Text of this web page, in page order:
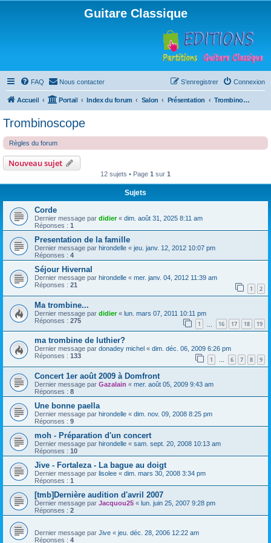
Guitare Classique
FAQ Nous contacter Connexion
S’enregistrer
Accueil Portail Index du forum Salon Présentation Trombinoscope
Trombinoscope
Règles du forum
Nouveau sujet
12 sujets • Page 1 sur 1
Sujets
Corde
Dernier message par didier« dim. août 31, 2025 8:11 am
Réponses : 1
Presentation de la famille
Dernier message par hirondelle « jeu. janv. 12, 2012 10:07 pm
Réponses : 4
Séjour Hivernal
Dernier message par hirondelle « mer. janv. 04, 2012 11:39 am
Réponses : 21 1 2
Ma trombine...
Dernier message par didier« lun. mars 07, 2011 10:11 pm
Réponses : 275 1 16 17 18 19
ma trombine de luthier?
Dernier message par donadey michel « dim. déc. 06, 2009 6:26 pm
Réponses : 133 1 … 6 7 8 9
Concert 1er août 2009 à Domfront
Dernier message par Gazalain « mer. août 05, 2009 9:43 am
Réponses : 8
Une bonne paella
Dernier message par hirondelle « dim. nov. 09, 2008 8:25 pm
Réponses : 9
moh - Préparation d'un concert
Dernier message par hirondelle « sam. sept. 20, 2008 10:13 am
Réponses : 10
Jive - Fortaleza - La bague au doigt
Dernier message par lisolee « dim. mars 30, 2008 3:34 pm
Réponses : 1
[tmb]Dernière audition d'avril 2007
Dernier message par Jacquou25 « lun. juin 25, 2007 9:28 pm
Réponses : 2
Dernier message par Jive « jeu. déc. 28, 2006 12:22 am
Réponses : 4